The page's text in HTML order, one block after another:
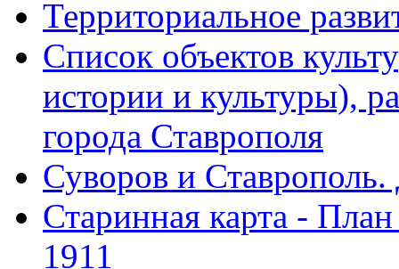
Территориальное
Список объектов
истории и культуры),
города Ставрополя
Суворов и
Старинная карта -
1911